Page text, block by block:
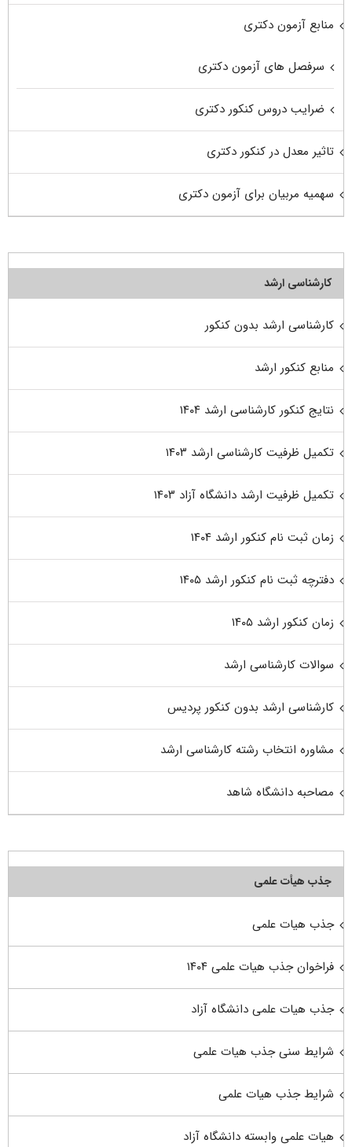
منابع آزمون دکتری
سرفصل های آزمون دکتری
ضرایب دروس کنکور دکتری
تاثیر معدل در کنکور دکتری
سهمیه مربیان برای آزمون دکتری
کارشناسی ارشد
کارشناسی ارشد بدون کنکور
منابع کنکور ارشد
نتایج کنکور کارشناسی ارشد ۱۴۰۴
تکمیل ظرفیت کارشناسی ارشد ۱۴۰۳
تکمیل ظرفیت ارشد دانشگاه آزاد ۱۴۰۳
زمان ثبت نام کنکور ارشد ۱۴۰۴
دفترچه ثبت نام کنکور ارشد ۱۴۰۵
زمان کنکور ارشد ۱۴۰۵
سوالات کارشناسی ارشد
کارشناسی ارشد بدون کنکور پردیس
مشاوره انتخاب رشته کارشناسی ارشد
مصاحبه دانشگاه شاهد
جذب هیأت علمی
جذب هیات علمی
فراخوان جذب هیات علمی ۱۴۰۴
جذب هیات علمی دانشگاه آزاد
شرایط سنی جذب هیات علمی
شرایط جذب هیات علمی
هیات علمی وابسته دانشگاه آزاد